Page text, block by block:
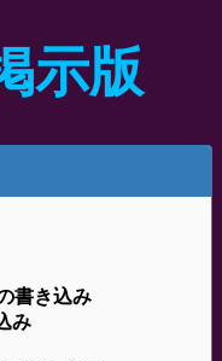
示版
書き込み
み